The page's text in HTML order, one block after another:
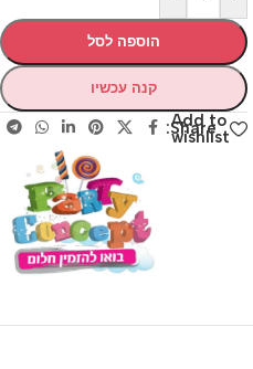
הוספה לסל
קנה עכשיו
Add to
wishlist
Share: